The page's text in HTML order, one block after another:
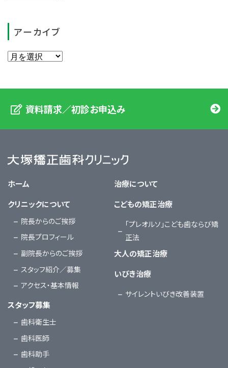
アーカイブ
資料請求／初診お申込み
ホーム
クリニックについて
院長からのご挨拶
院長プロフィール
副院長からのご挨拶
スタッフ紹介／募集
アクセス・基本情報
スタッフ募集
歯科衛生士
歯科医師
歯科助手
治療について
こどもの矯正治療
「プレオルソ」こども歯ならび矯
正法
大人の矯正治療
いびき治療
サイレントいびき改善装置